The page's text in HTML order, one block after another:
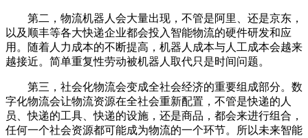
第二，物流机器人会大量出现，不管是阿里、还是京东，
以及顺丰等各大快递企业都会投入智能物流的硬件研发和应
用。随着人力成本的不断提高，机器人成本与人工成本会越来
越接近。简单重复性劳动被机器人取代只是时间问题。
第三，社会化物流会变成全社会经济的重要组成部分。数
字化物流会让物流资源在全社会重新配置，不管是快递的人
员、快递的工具、快递的设施，还是商品，都会来进行组合，
任何一个社会资源都可能成为物流的一个环节。所以未来智能